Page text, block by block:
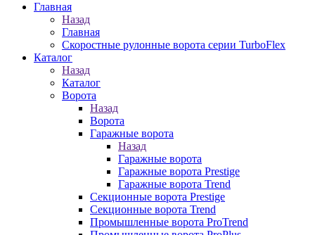
Главная
Назад
Главная
Скоростные рулонные ворота серии TurboFlex
Каталог
Назад
Каталог
Ворота
Назад
Ворота
Гаражные ворота
Назад
Гаражные ворота
Гаражные ворота Prestige
Гаражные ворота Trend
Секционные ворота Prestige
Секционные ворота Trend
Промышленные ворота ProTrend